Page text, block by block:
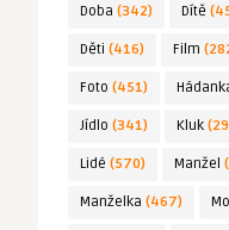
Doba (342) Dítě
Děti (416) Film
Foto (451)
Jídlo (341) Kluk
Lidé (570) Manžel
Manželka (467)